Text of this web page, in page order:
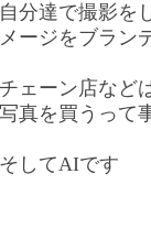
自分達で撮影を
メージをブラン
チェーン店など
写真を買うって
そしてAIです